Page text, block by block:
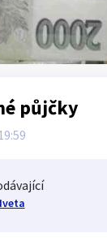
půjčky
Iveta